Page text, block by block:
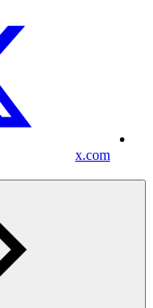
x.com